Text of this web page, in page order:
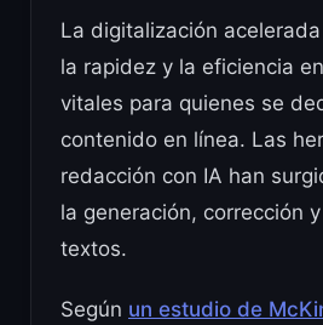
La digitalización
la rapidez y la eficiencia
vitales para quienes se
contenido en línea. Las
redacción con IA han
la generación, corrección
textos.
Según un estudio de